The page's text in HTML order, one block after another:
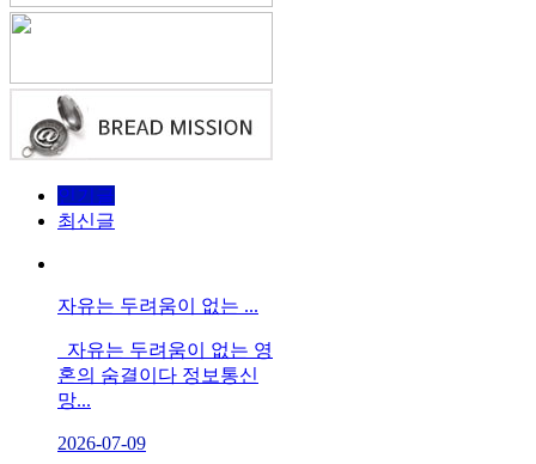
인기글
최신글
자유는 두려움이 없는 ...
자유는 두려움이 없는 영
혼의 숨결이다 정보통신
망...
2026-07-09